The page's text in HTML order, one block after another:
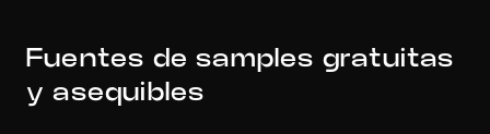
Fuentes de samples gratuitas
y asequibles